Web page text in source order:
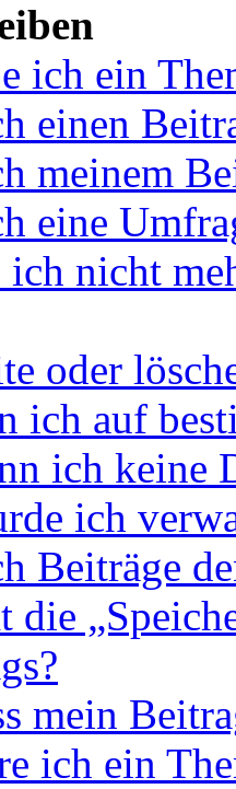
ich ein
einen
meinem
eine
ich nicht
oder
ich auf
ich keine
ich
Beiträge
die
mein
ich ein